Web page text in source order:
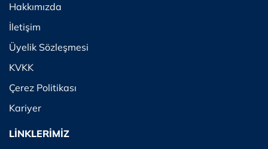
Hakkımızda
İletişim
Üyelik Sözleşmesi
KVKK
Çerez Politikası
Kariyer
LİNKLERİMİZ